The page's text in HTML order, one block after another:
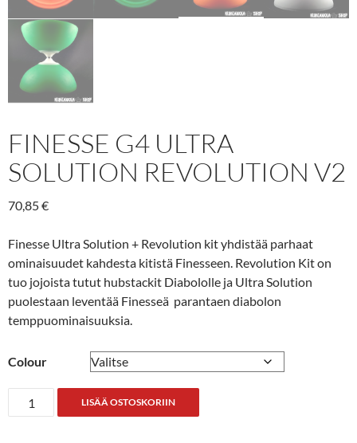
FINESSE G4 ULTRA
SOLUTION REVOLUTION V2
70,85€
Finesse Ultra Solution + Revolution kit yhdistää parhaat
ominaisuudet kahdesta kitistä Finesseen. Revolution Kit on
tuo jojoista tutut hubstackit Diabololle ja Ultra Solution
puolestaan leventää Finesseä parantaen diabolon
temppuominaisuuksia.
Colour
Finesse
G4
LISÄÄ OSTOSKORIIN